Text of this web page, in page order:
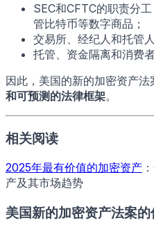
SEC和CFTC的职责分
管比特币等数字商品；
交易所、经纪人和托管
托管、资金隔离和消费
因此，美国的新的加密资产
和可预测的法律框架。
相关阅读
2025年最有价值的加密资产
产及其市场趋势
美国新的加密资产法案的